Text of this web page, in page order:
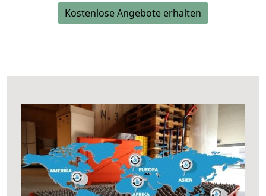
Kostenlose Angebote erhalten